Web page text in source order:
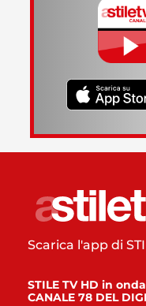
Scarica l'app di
STILE TV HD in
CANALE 78 DEL